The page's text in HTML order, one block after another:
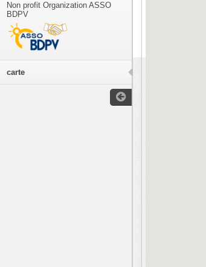
Non profit Organization ASSO
BDPV
carte